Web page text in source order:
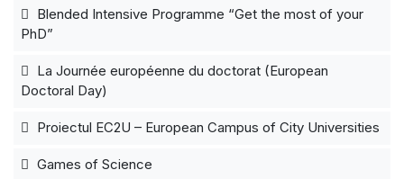
Blended Intensive Programme “Get the most of your
PhD”
La Journée européenne du doctorat (European
Doctoral Day)
Proiectul EC2U – European Campus of City Universities
Games of Science